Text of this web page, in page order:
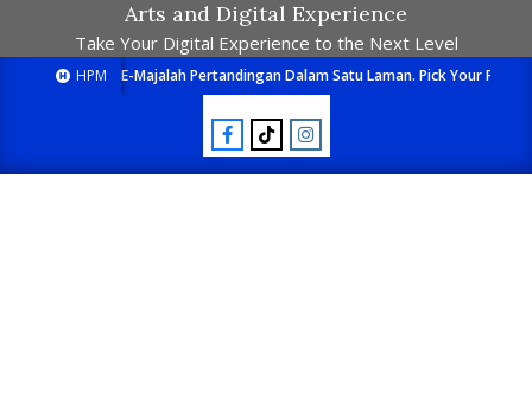
Arts and Digital Experience
Take Your Digital Experience to the Next Level
HPM E-Majalah Pertandingan Dalam Satu Laman. Pick Your